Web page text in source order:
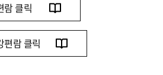
람 클릭
편람 클릭